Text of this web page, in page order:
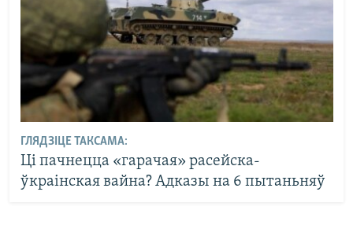
ГЛЯДЗІЦЕ ТАКСАМА:
Ці пачнецца «гарачая» расейска-
ўкраінская вайна? Адказы на 6 пытаньняў